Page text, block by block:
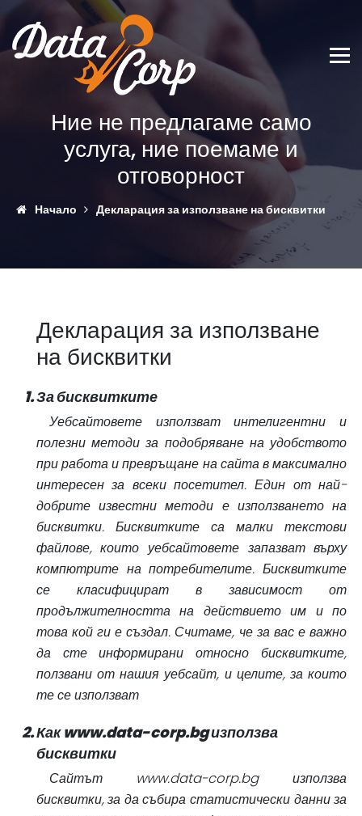
Ние не предлагаме само
услуга, ние поемаме и
отговорност
Начало Декларация за използване на бисквитки
Декларация за използване
на бисквитки
За бисквитките
Уебсайтовете използват интелигентни и
полезни методи за подобряване на удобството
при работа и превръщане на сайта в максимално
интересен за всеки посетител. Един от най-
добрите известни методи е използването на
бисквитки. Бисквитките са малки текстови
файлове, които уебсайтовете запазват върху
компютрите на потребителите. Бисквитките
се класифицират в зависимост от
продължителността на действието им и по
това кой ги е създал. Считаме, че за вас е важно
да сте информирани относно бисквитките,
ползвани от нашия уебсайт, и целите, за които
те се използват
Как www.data-corp.bg използва
бисквитки
Сайтът www.data-corp.bg използва
бисквитки, за да събира статистически данни за